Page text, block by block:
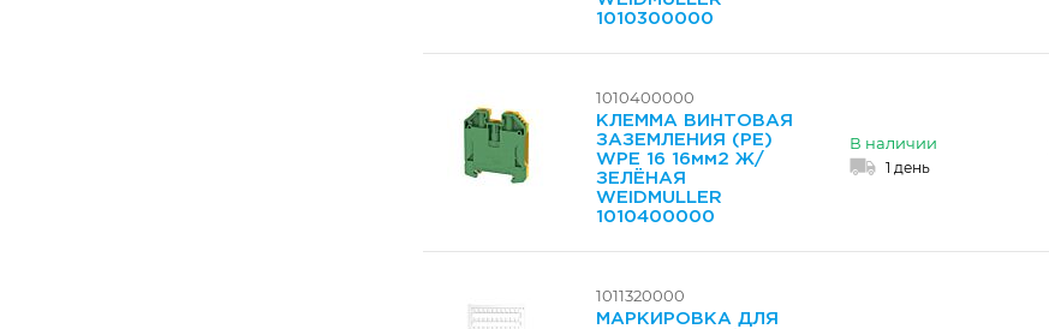
1010300000
1010400000
КЛЕММА ВИНТОВАЯ
ЗАЗЕМЛЕНИЯ (PE)
WPE 16 16мм2 Ж/
ЗЕЛЁНАЯ
WEIDMULLER
1010400000
В наличии
1 день
1011320000
МАРКИРОВКА ДЛЯ